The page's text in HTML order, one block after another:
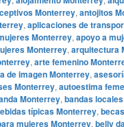
Monterrey, antojitos
, aplicaciones de
Monterrey, apoyo a
Monterrey, arquitectura
, arte femenino
de imagen Monterrey,
Monterrey, autoestima
Monterrey, bandas
típicas Monterrey,
mujeres Monterrey, belly